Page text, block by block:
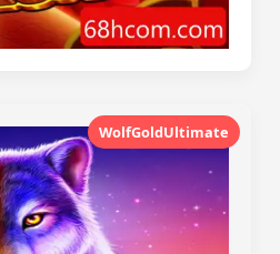
WolfGoldUltimate